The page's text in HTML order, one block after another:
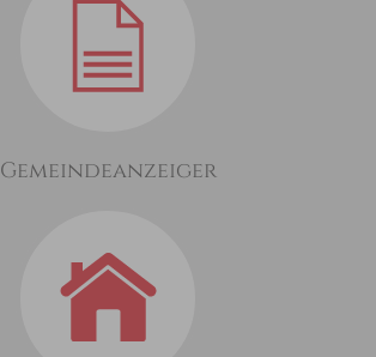
Gemeindeanzeiger